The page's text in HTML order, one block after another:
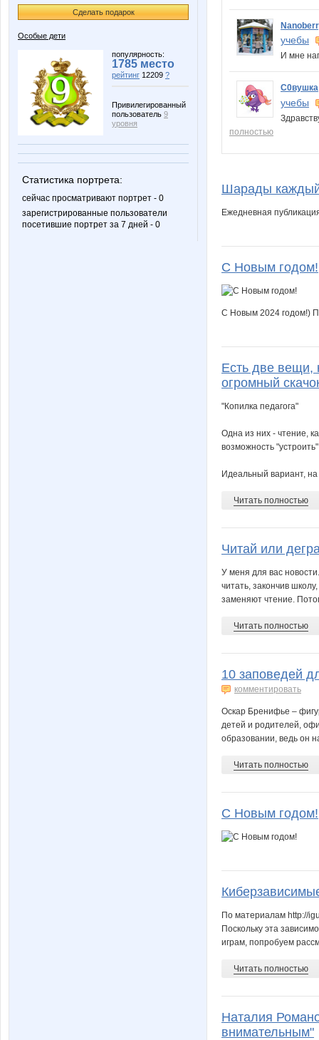
Сделать подарок
Особые дети
популярность:
1785 место
рейтинг 12209 ?
Привилегированный
пользователь 9
уровня
Статистика портрета:
сейчас просматривают портрет - 0
зарегистрированные пользователи
посетившие портрет за 7 дней - 0
учебы
И мне
С0вушка
учебы
полностью
Шарады
Ежедневная
С Новым годом!
С Новым 2024 годом!)
Есть две вещи,
огромный
"Копилка педагога"
Одна из них - чтение,
возможность
Идеальный вариант, на
Читать полностью
Читай или
У меня для вас
читать, закончив
заменяют чтение.
Читать полностью
10 заповедей
комментировать
Оскар Бренифье –
детей и родителей,
образовании, ведь он
Читать полностью
С Новым годом!
По материалам http://
Поскольку эта
играм, попробуем
Читать полностью
Наталия
внимательным"